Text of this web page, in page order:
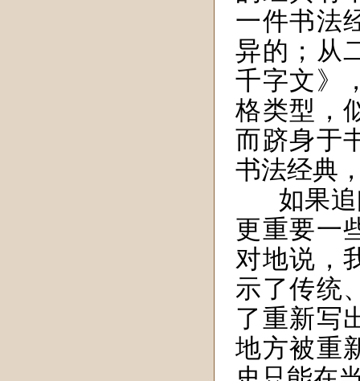
一件书法
异的；从
千字文》
格类型，
而跻身于
书法经典
如果
更重要一
对地说，
示了传统
了重新写
地方被重